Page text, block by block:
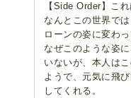
【Side Order】これ
なんとこの世界で
ローンの姿に変わ
なぜこのような姿
いないが、本人は
ようで、元気に飛
してくれる。